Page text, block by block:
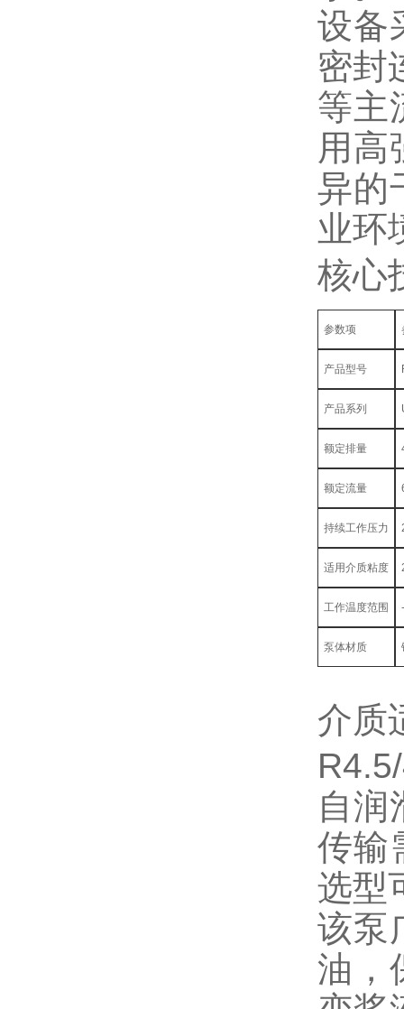
设备
密封
等主
用高
异的
业环
核心
参数项
产品型号
产品系列
额定排量
额定流量
持续工作压力
适用介质粘度
工作温度范围
泵体材质
介质
自润
传输
选型
该泵
油，